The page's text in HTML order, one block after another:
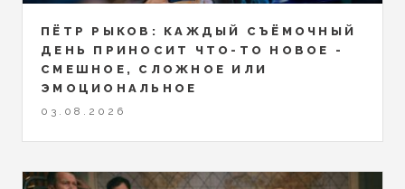
ПЁТР РЫКОВ: КАЖДЫЙ СЪЁМОЧНЫЙ
ДЕНЬ ПРИНОСИТ ЧТО-ТО НОВОЕ -
СМЕШНОЕ, СЛОЖНОЕ ИЛИ
ЭМОЦИОНАЛЬНОЕ
03.08.2026